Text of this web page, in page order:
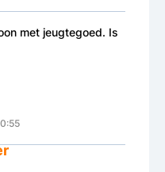
met jeugtegoed. Is